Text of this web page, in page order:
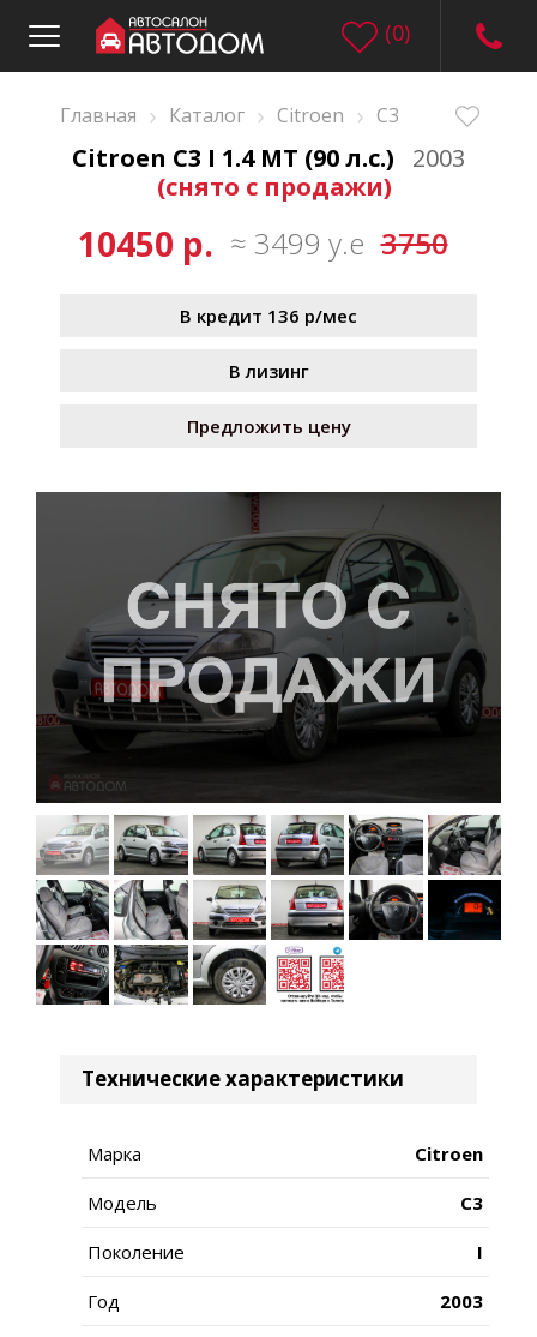
(0)
Главная › Каталог › Citroen › C3
Citroen C3 I 1.4 MT (90 л.с.)
2003
(снято с продажи)
10450 р. ≈ 3499 у.е 3750
В кредит 136 р/мес
В лизинг
Предложить цену
Технические характеристики
Марка Citroen
Модель C3
Поколение I
Год 2003